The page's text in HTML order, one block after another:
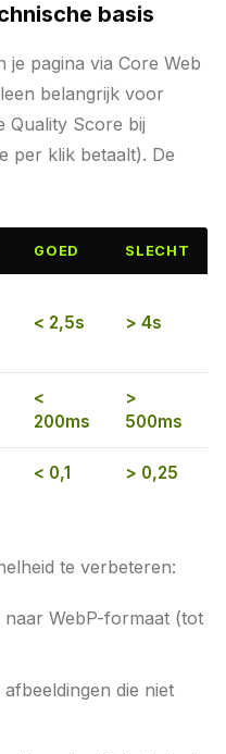
basis
je pagina via Core Web
belangrijk voor
Quality Score bij
per klik betaalt). De
GOED SLECHT
< 2,5s > 4s
<
200ms
>
500ms
< 0,1 > 0,25
te verbeteren:
WebP-formaat (tot
die niet